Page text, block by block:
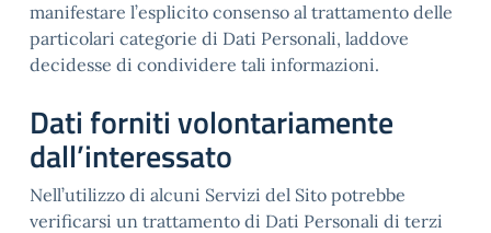
manifestare l’esplicito consenso al trattamento delle
particolari categorie di Dati Personali, laddove
decidesse di condividere tali informazioni.
Dati forniti volontariamente
dall’interessato
Nell’utilizzo di alcuni Servizi del Sito potrebbe
verificarsi un trattamento di Dati Personali di terzi